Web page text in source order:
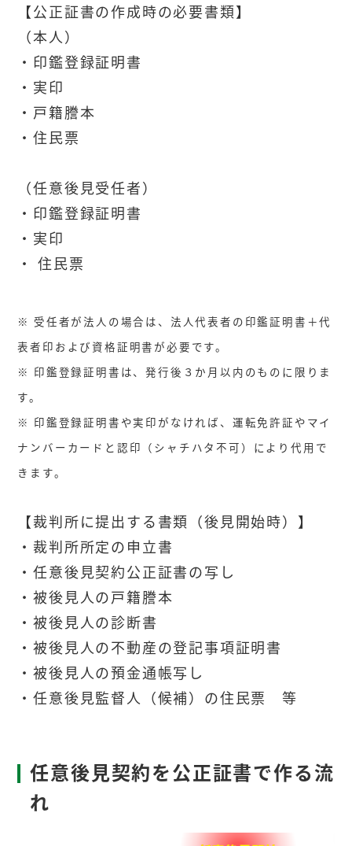
【公正証書の作成時の必要書類】
（本人）
・印鑑登録証明書
・実印
・戸籍謄本
・住民票
（任意後見受任者）
・印鑑登録証明書
・実印
・ 住民票
※ 受任者が法人の場合は、法人代表者の印鑑証明書＋代
表者印および資格証明書が必要です。
※ 印鑑登録証明書は、発行後３か月以内のものに限りま
す。
※ 印鑑登録証明書や実印がなければ、運転免許証やマイ
ナンバーカードと認印（シャチハタ不可）により代用で
きます。
【裁判所に提出する書類（後見開始時）】
・裁判所所定の申立書
・任意後見契約公正証書の写し
・被後見人の戸籍謄本
・被後見人の診断書
・被後見人の不動産の登記事項証明書
・被後見人の預金通帳写し
・任意後見監督人（候補）の住民票 等
任意後見契約を公正証書で作る流
れ